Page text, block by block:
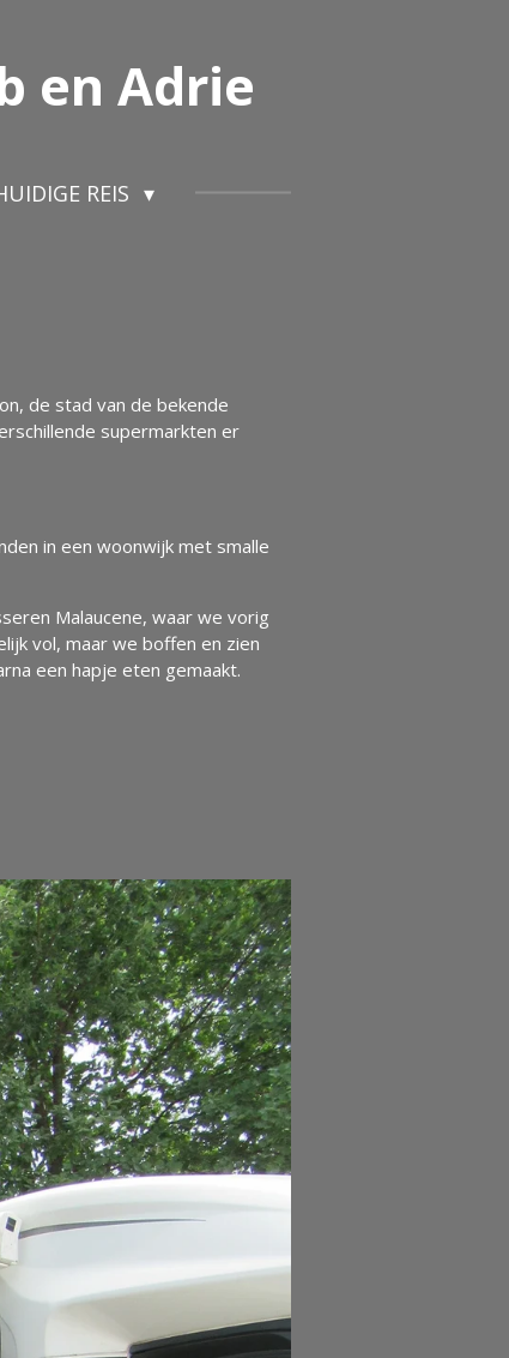
en Adrie
REIS
de stad van de bekende
supermarkten er
in een woonwijk met smalle
Malaucene, waar we vorig
vol, maar we boffen en zien
een hapje eten gemaakt.